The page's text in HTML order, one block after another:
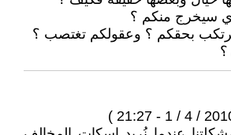
سيخرج منكم ؟
بحقكم ؟ وعقولكم تغتصب ؟
؟